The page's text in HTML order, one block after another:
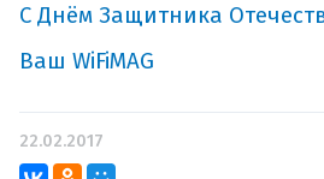
С Днём Защитника
Ваш WiFiMAG
22.02.2017